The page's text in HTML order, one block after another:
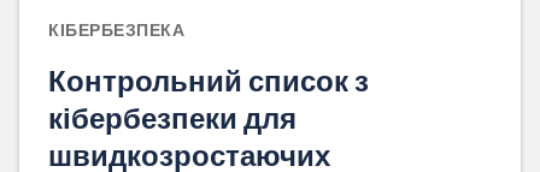
КІБЕРБЕЗПЕКА
Контрольний список з
кібербезпеки для
швидкозростаючих